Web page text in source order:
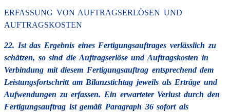
ERFASSUNG VON AUFTRAGSERLÖSEN UND
AUFTRAGSKOSTEN
22. Ist das Ergebnis eines Fertigungsauftrages verlässlich zu
schätzen, so sind die Auftragserlöse und Auftragskosten in
Verbindung mit diesem Fertigungsauftrag entsprechend dem
Leistungsfortschritt am Bilanzstichtag jeweils als Erträge und
Aufwendungen zu erfassen. Ein erwarteter Verlust durch den
Fertigungsauftrag ist gemäß Paragraph 36 sofort als